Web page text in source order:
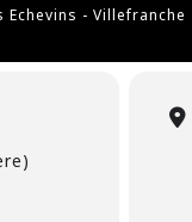
Echevins - Villefranche